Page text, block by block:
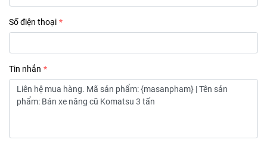
Số điện thoại
Tin nhắn